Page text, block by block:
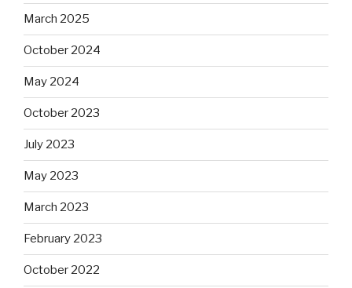
March 2025
October 2024
May 2024
October 2023
July 2023
May 2023
March 2023
February 2023
October 2022